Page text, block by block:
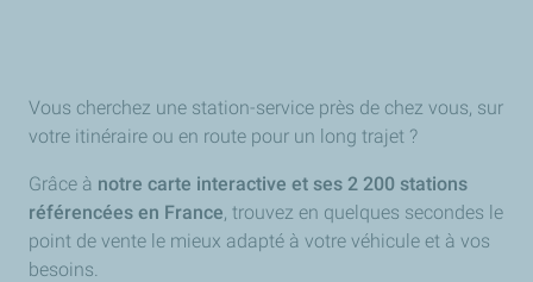
Vous cherchez une station-service près de chez vous, sur
votre itinéraire ou en route pour un long trajet ?
Grâce à notre carte interactive et ses 2 200 stations
référencées en France, trouvez en quelques secondes le
point de vente le mieux adapté à votre véhicule et à vos
besoins.